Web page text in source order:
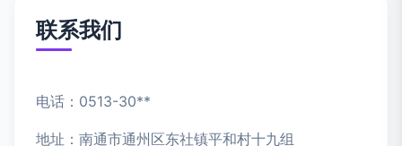
联系我们
电话：0513-30**
地址：南通市通州区东社镇平和村十九组